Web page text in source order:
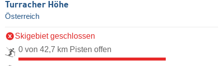
Turracher Höhe
Österreich
Skigebiet geschlossen
0 von 42,7 km Pisten offen